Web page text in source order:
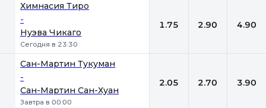
Химнасия Тиро
-
Нуэва Чикаго
Сегодня в 23:30
1.75 2.90 4.90
Сан-Мартин Тукуман
-
Сан-Мартин Сан-Хуан
Завтра в 00:00
2.05 2.70 3.90